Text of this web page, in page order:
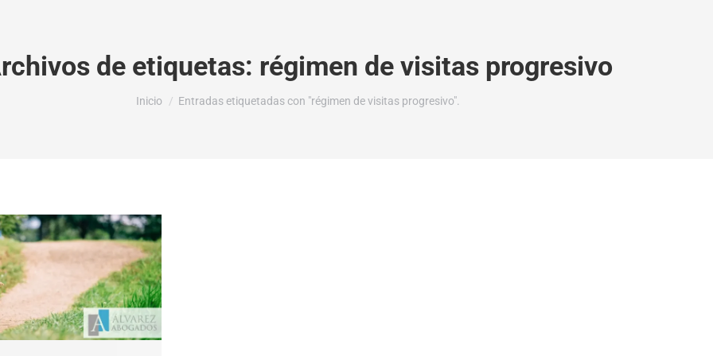
de etiquetas: régimen de visitas progresivo
Estás aquí:
Inicio Entradas etiquetadas con "régimen de visitas progresivo".